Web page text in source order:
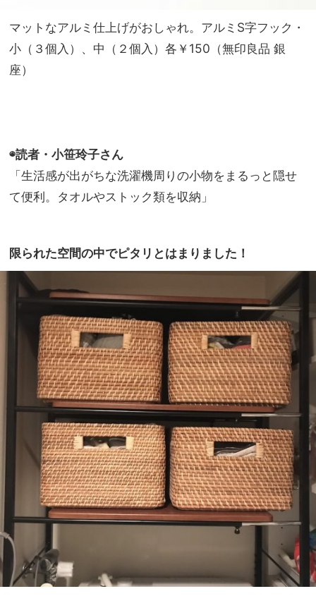
マットなアルミ仕上げがおしゃれ。アルミS字フック・
小（３個入）、中（２個入）各￥150（無印良品 銀
座）
◉読者・小笹玲子さん
「生活感が出がちな洗濯機周りの小物をまるっと隠せ
て便利。タオルやストック類を収納」
限られた空間の中でピタリとはまりました！